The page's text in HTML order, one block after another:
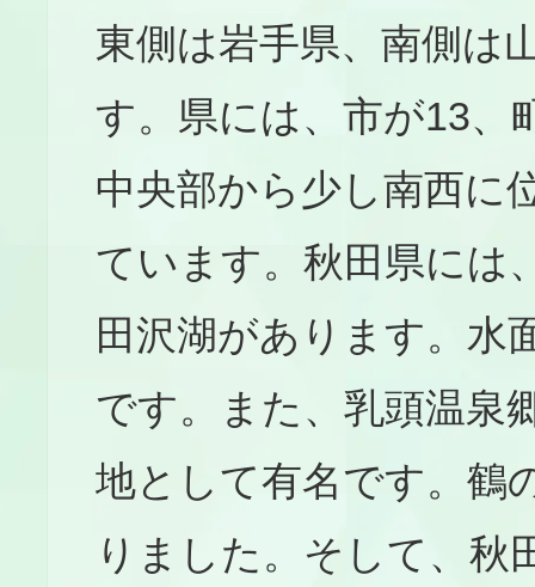
東側は岩手県、南側は
す。県には、市が13、
中央部から少し南西に
ています。秋田県には
田沢湖があります。水
です。また、乳頭温泉
地として有名です。鶴
りました。そして、秋